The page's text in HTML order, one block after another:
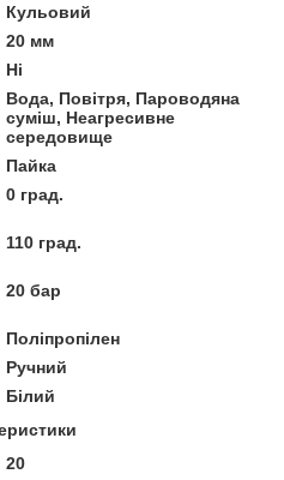
Кульовий
20 мм
Ні
Вода, Повітря, Пароводяна
суміш, Неагресивне
середовище
Пайка
0 град.
110 град.
20 бар
Поліпропілен
Ручний
Білий
20